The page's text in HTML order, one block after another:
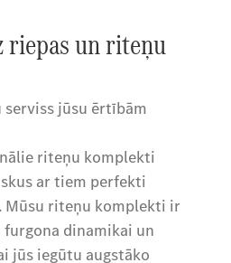
riepas un riteņu
jūsu ērtībām
riteņu komplekti
ar tiem perfekti
Mūsu riteņu komplekti ir
dinamikai un
jūs iegūtu augstāko